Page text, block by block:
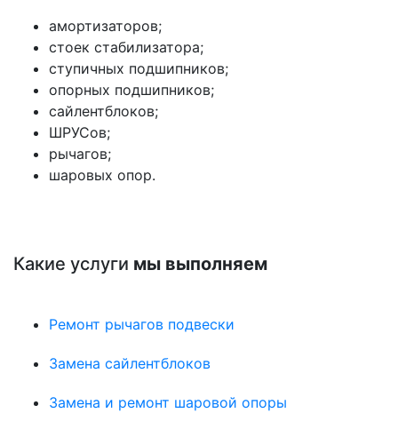
амортизаторов;
стоек стабилизатора;
ступичных подшипников;
опорных подшипников;
сайлентблоков;
ШРУСов;
рычагов;
шаровых опор.
Какие услуги мы выполняем
Ремонт рычагов подвески
Замена сайлентблоков
Замена и ремонт шаровой опоры